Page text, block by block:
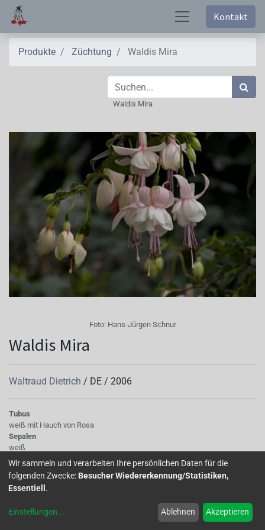
Kontakt
Produkte Züchtung Waldis Mira
Waldis Mira
Foto: Hans-Jürgen Schnur
Waldis Mira
Waltraud Dietrich / DE / 2006
Tubus
weiß mit Hauch von Rosa
Sepalen
weiß
Korolle/Petalen
weiß
Staubgefäße
rosa
creme
Wir sammeln und verarbeiten Ihre persönlichen Daten für die
folgenden Zwecke: Besucher Wiedererkennung/Statistiken,
Essentiell .
Einstellungen... Ablehnen Akzeptieren